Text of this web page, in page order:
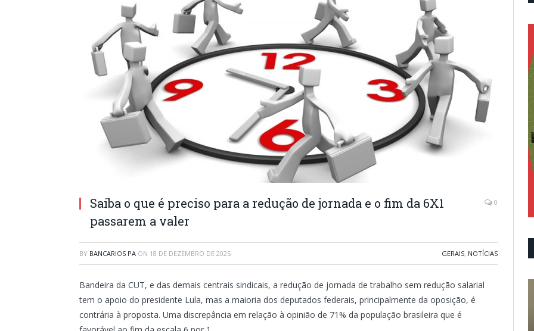
Saiba o que é preciso para a redução de jornada e o fim da 6X1
passarem a valer
0
BY BANCARIOS PA ON 18 DE DEZEMBRO DE 2025 GERAIS, NOTÍCIAS
Bandeira da CUT, e das demais centrais sindicais, a redução de jornada de trabalho sem redução salarial
tem o apoio do presidente Lula, mas a maioria dos deputados federais, principalmente da oposição, é
contrária à proposta. Uma discrepância em relação à opinião de 71% da população brasileira que é